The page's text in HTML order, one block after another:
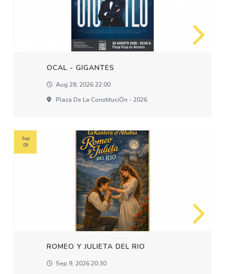
OCAL - GIGANTES
Aug 28, 2026 22:00
Plaza De La ConstituciÓn - 2026
ROMEO Y JULIETA DEL RIO
Sep 9, 2026 20:30
Sep
09